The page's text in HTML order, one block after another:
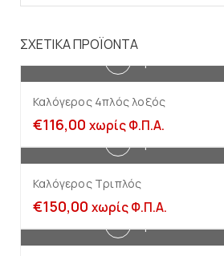
ΣΧΕΤΙΚΆ ΠΡΟΪΌΝΤΑ
Καλόγερος 4πλός λοξός
€116,00 χωρίς Φ.Π.Α.
Καλόγερος Τριπλός
€150,00 χωρίς Φ.Π.Α.